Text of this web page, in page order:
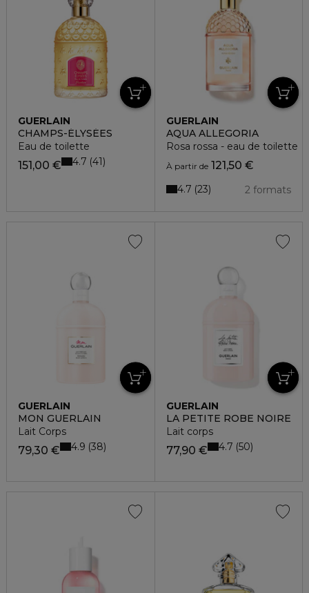
GUERLAIN
CHAMPS-ÉLYSÉES
Eau de toilette
151,00 € 4.7 41
GUERLAIN
AQUA ALLEGORIA
Rosa rossa - eau de toilette
À partir de121,50 €
2 formats
4.7 23
GUERLAIN
MON GUERLAIN
Lait Corps
79,30 € 4.9 38
GUERLAIN
LA PETITE ROBE NOIRE
Lait corps
77,90 € 4.7 50